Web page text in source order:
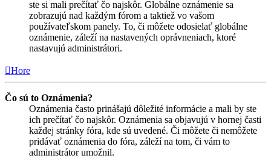
ste si mali prečítať čo najskôr. Globálne oznámenie sa
zobrazujú nad každým fórom a taktiež vo vašom
používateľskom panely. To, či môžete odosielať globálne
oznámenie, záleží na nastavených oprávneniach, ktoré
nastavujú administrátori.
Hore
Čo sú to Oznámenia?
Oznámenia často prinášajú dôležité informácie a mali by ste
ich prečítať čo najskôr. Oznámenia sa objavujú v hornej časti
každej stránky fóra, kde sú uvedené. Či môžete či nemôžete
pridávať oznámenia do fóra, záleží na tom, či vám to
administrátor umožnil.